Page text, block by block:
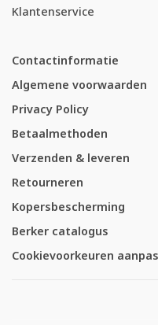
Klantenservice
Contactinformatie
Algemene voorwaarden
Privacy Policy
Betaalmethoden
Verzenden & leveren
Retourneren
Kopersbescherming
Berker catalogus
Cookievoorkeuren